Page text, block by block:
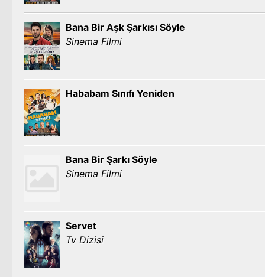
Bana Bir Aşk Şarkısı Söyle
Sinema Filmi
Hababam Sınıfı Yeniden
Bana Bir Şarkı Söyle
Sinema Filmi
Servet
Tv Dizisi